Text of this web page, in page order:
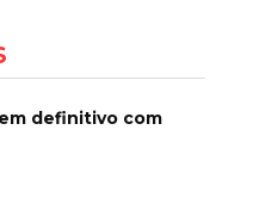
definitivo com